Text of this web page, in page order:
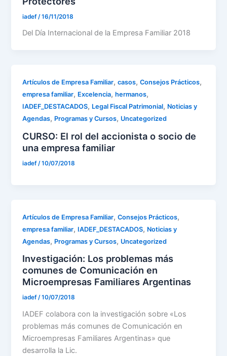
iadef /16/11/2018
Del Día Internacional de la Empresa Familiar 2018
Artículos de Empresa Familiar,casos,Consejos Prácticos,
empresa familiar, Excelencia,hermanos,
IADEF_DESTACADOS, Legal Fiscal Patrimonial, Noticias y
Agendas, Programas y Cursos, Uncategorized
CURSO: El rol del accionista o socio de
una empresa familiar
iadef/10/07/2018
Artículos de Empresa Familiar,Consejos Prácticos,
empresa familiar, IADEF_DESTACADOS, Noticias y
Agendas, Programas y Cursos, Uncategorized
Investigación: Los problemas más
comunes de Comunicación en
Microempresas Familiares Argentinas
iadef/10/07/2018
IADEF colabora con la investigación sobre «Los
problemas más comunes de Comunicación en
Microempresas Familiares Argentinas» que
desarrolla la Lic.